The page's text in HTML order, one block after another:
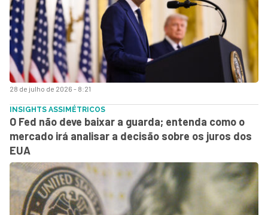
28 de julho de 2026 - 8:21
INSIGHTS ASSIMÉTRICOS
O Fed não deve baixar a guarda; entenda como o
mercado irá analisar a decisão sobre os juros dos
EUA